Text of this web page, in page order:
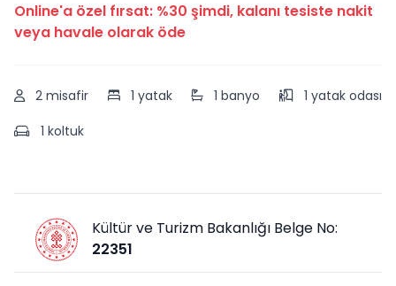
Online'a özel fırsat: %30 şimdi, kalanı tesiste nakit
veya havale olarak öde
2 misafir 1 yatak 1 banyo
1 yatak odası
1 koltuk
Kültür ve Turizm Bakanlığı Belge No:
22351